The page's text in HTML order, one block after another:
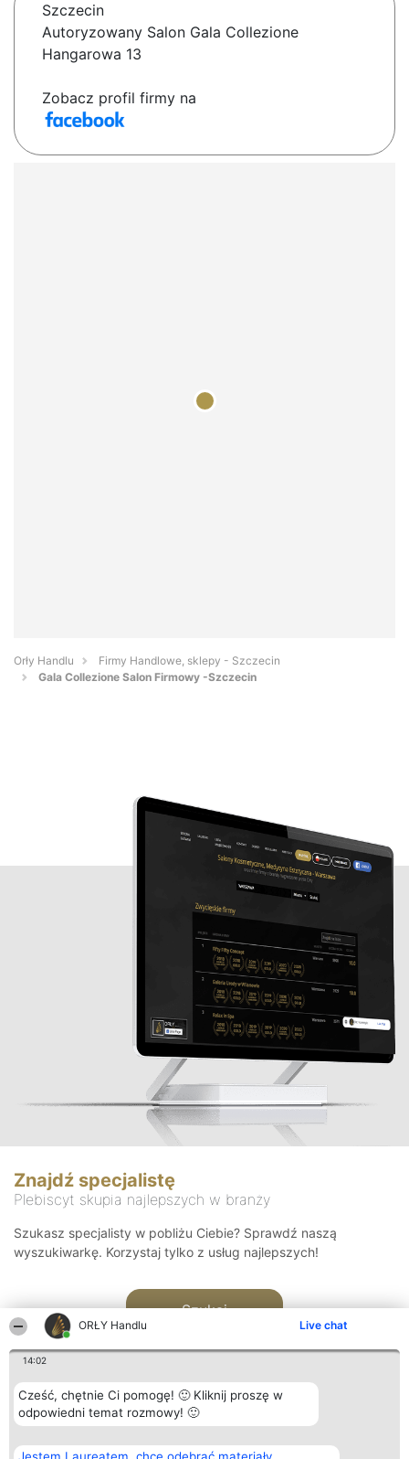
ORŁY Handlu Live chat
14:02
Cześć, chętnie Ci pomogę! 🙂 Kliknij proszę w
odpowiedni temat rozmowy! 🙂
Szczecin
Autoryzowany Salon Gala Collezione
Hangarowa 13
Zobacz profil firmy na
Orły Handlu
Firmy Handlowe, sklepy - Szczecin
Gala Collezione Salon Firmowy -Szczecin
Znajdź specjalistę
Plebiscyt skupia najlepszych w branży
Szukasz specjalisty w pobliżu Ciebie? Sprawdź naszą
wyszukiwarkę. Korzystaj tylko z usług najlepszych!
Szukaj
Organizator plebiscytu Plebiscyt Kontakt